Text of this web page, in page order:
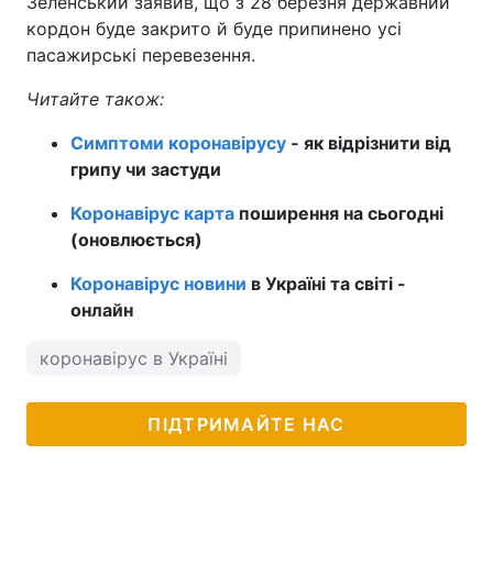
кордон буде закрито й буде припинено усі
пасажирські перевезення.
Читайте також:
Симптоми коронавірусу - як відрізнити від
грипу чи застуди
Коронавірус карта поширення на сьогодні
(оновлюється)
Коронавірус новини в Україні та світі -
онлайн
коронавірус в Україні
ПІДТРИМАЙТЕ НАС